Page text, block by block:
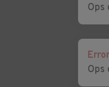
Ops
Error
Ops